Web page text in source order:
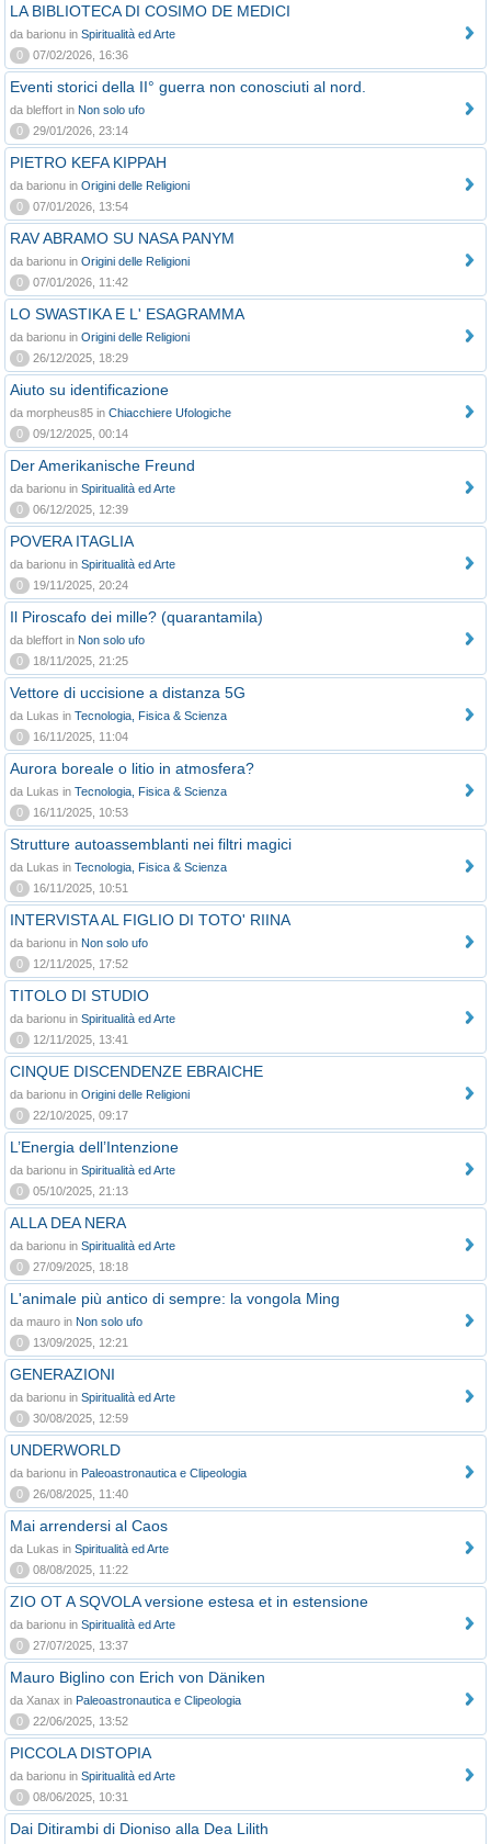
LA BIBLIOTECA DI COSIMO DE MEDICI
da barionu in Spiritualità ed Arte
0
07/02/2026, 16:36
Eventi storici della II° guerra non conosciuti al nord.
da bleffort in Non solo ufo
0
29/01/2026, 23:14
PIETRO KEFA KIPPAH
da barionu in Origini delle Religioni
0
07/01/2026, 13:54
RAV ABRAMO SU NASA PANYM
da barionu in Origini delle Religioni
0
07/01/2026, 11:42
LO SWASTIKA E L' ESAGRAMMA
da barionu in Origini delle Religioni
0
26/12/2025, 18:29
Aiuto su identificazione
da morpheus85 in Chiacchiere Ufologiche
0
09/12/2025, 00:14
Der Amerikanische Freund
da barionu in Spiritualità ed Arte
0
06/12/2025, 12:39
POVERA ITAGLIA
da barionu in Spiritualità ed Arte
0
19/11/2025, 20:24
Il Piroscafo dei mille? (quarantamila)
da bleffort in Non solo ufo
0
18/11/2025, 21:25
Vettore di uccisione a distanza 5G
da Lukas in Tecnologia, Fisica & Scienza
0
16/11/2025, 11:04
Aurora boreale o litio in atmosfera?
da Lukas in Tecnologia, Fisica & Scienza
0
16/11/2025, 10:53
Strutture autoassemblanti nei filtri magici
da Lukas in Tecnologia, Fisica & Scienza
0
16/11/2025, 10:51
INTERVISTA AL FIGLIO DI TOTO' RIINA
da barionu in Non solo ufo
0
12/11/2025, 17:52
TITOLO DI STUDIO
da barionu in Spiritualità ed Arte
0
12/11/2025, 13:41
CINQUE DISCENDENZE EBRAICHE
da barionu in Origini delle Religioni
0
22/10/2025, 09:17
L’Energia dell’Intenzione
da barionu in Spiritualità ed Arte
0
05/10/2025, 21:13
ALLA DEA NERA
da barionu in Spiritualità ed Arte
0
27/09/2025, 18:18
L'animale più antico di sempre: la vongola Ming
da mauro in Non solo ufo
0
13/09/2025, 12:21
GENERAZIONI
da barionu in Spiritualità ed Arte
0
30/08/2025, 12:59
UNDERWORLD
da barionu in Paleoastronautica e Clipeologia
0
26/08/2025, 11:40
Mai arrendersi al Caos
da Lukas in Spiritualità ed Arte
0
08/08/2025, 11:22
ZIO OT A SQVOLA versione estesa et in estensione
da barionu in Spiritualità ed Arte
0
27/07/2025, 13:37
Mauro Biglino con Erich von Däniken
da Xanax in Paleoastronautica e Clipeologia
0
22/06/2025, 13:52
PICCOLA DISTOPIA
da barionu in Spiritualità ed Arte
0
08/06/2025, 10:31
Dai Ditirambi di Dioniso alla Dea Lilith